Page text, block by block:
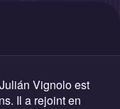
Vignolo est
Il a rejoint en